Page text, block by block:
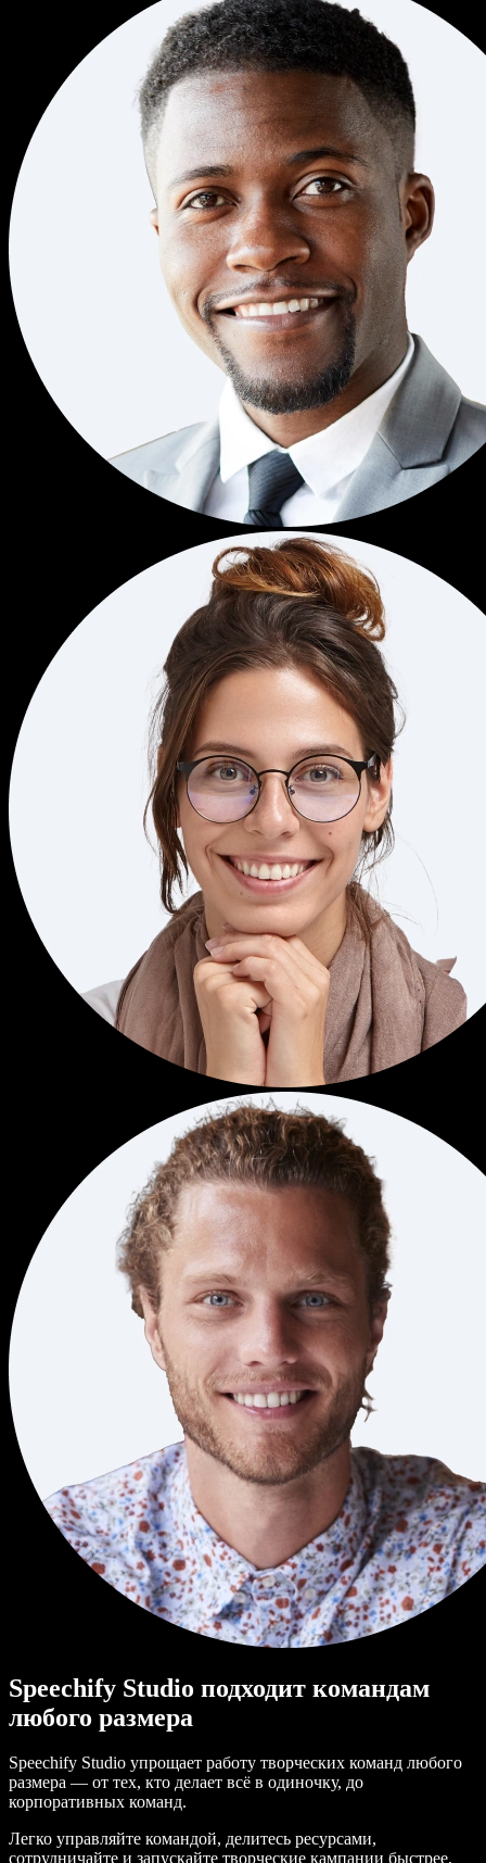
Speechify Studio подходит командам
любого размера
Speechify Studio упрощает работу творческих команд любого
размера — от тех, кто делает всё в одиночку, до
корпоративных команд.
Легко управляйте командой, делитесь ресурсами,
сотрудничайте и запускайте творческие кампании быстрее,